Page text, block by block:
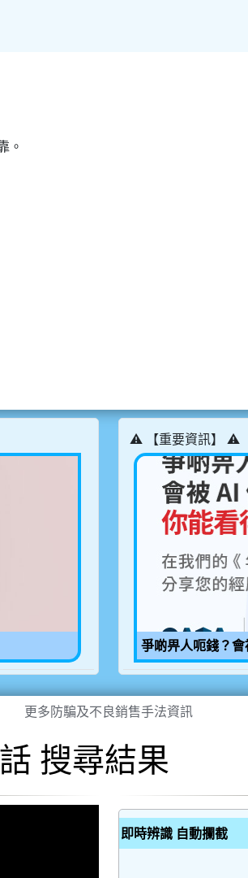
。
⚠️ 【重要資訊】 ⚠️
爭啲畀人呃錢？
更多防騙及不良銷售手法資訊
搜尋結果
即時辨識 自動攔截